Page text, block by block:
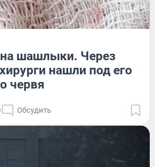
шашлыки. Через
нашли под его
червя
Обсудить